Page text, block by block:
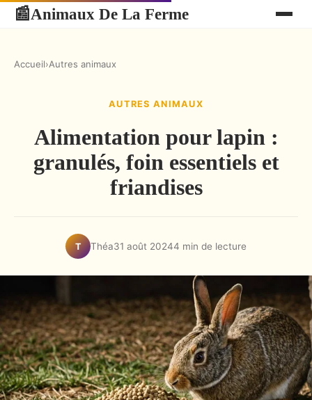
📰Animaux De La Ferme
Accueil›Autres animaux
AUTRES ANIMAUX
Alimentation pour lapin :
granulés, foin essentiels et
friandises
T Théa31 août 20244 min de lecture